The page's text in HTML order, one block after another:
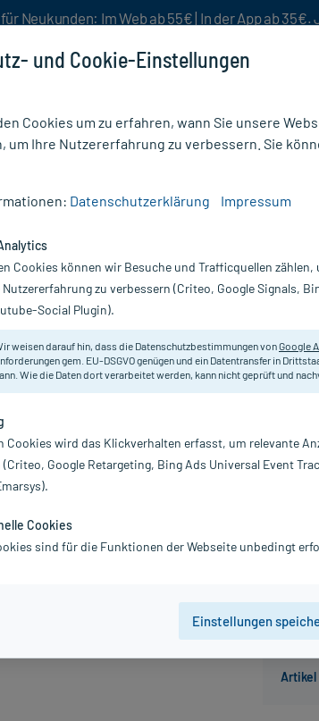
für Neukunden: Im Web ab 55€ | In der App ab
Nur für kurze Zeit:Gratis-Versand* ab
und Cookie-Einstellungen
Cookies um zu erfahren, wann Sie unsere
um Ihre Nutzererfahrung zu verbessern. Sie
Datenschutzerklärung Impressum
Cookies können wir Besuche und Trafficquellen
zu verbessern (Criteo, Google Signals,
Social Plugin).
weisen darauf hin, dass die Datenschutzbestimmungen vonGoogle
gem. EU-DSGVO genügen und ein Datentransfer in
Wie die Daten dort verarbeitet werden, kann nicht geprüft und
Cookies wird das Klickverhalten erfasst, um relevante
Google Retargeting, Bing Ads Universal Event
Cookies
sind für die Funktionen der Webseite unbedingt
Einstellungen